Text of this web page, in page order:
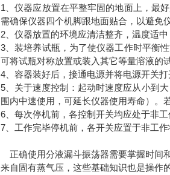
1、仪器应放置在平整牢固的地面上，最
需确保仪器四个机脚跟地面贴合，以避免
2、仪器放置的环境应清洁整齐，温度适中
3、装培养试瓶，为了使仪器工作时平衡
可将试瓶对称放置或装入其它等量溶液的
4、容器装好后，接通电源并将电源开关
5、关于速度控制：起动时速度应从小到
围内中速使用，可延长仪器使用寿命）。
6、每次停机前，各控制开关均应处于非工
7、工作完毕停机前，各开关应置于非工作
正确使用分液漏斗振荡器需要掌握时间
来自固有蒸气压，这些基础知识也是操作